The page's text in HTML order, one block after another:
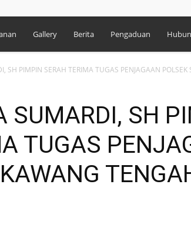
Gallery Berita Pengaduan
SH PIMPIN SERAH TERIMA TUGAS PENJAGAAN POLSEK
SUMARDI, SH
TUGAS